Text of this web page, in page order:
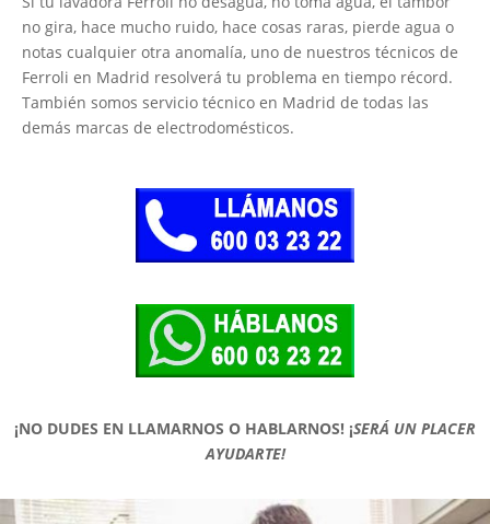
no gira, hace mucho ruido, hace cosas raras, pierde agua o
notas cualquier otra anomalía, uno de nuestros técnicos de
Ferroli en Madrid resolverá tu problema en tiempo récord.
También somos servicio técnico en Madrid de todas las
demás marcas de electrodomésticos.
¡NO DUDES EN LLAMARNOS O HABLARNOS! ¡SERÁ UN PLACER
AYUDARTE!